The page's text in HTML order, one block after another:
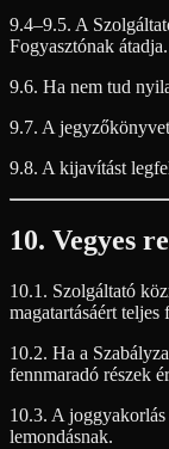
9.4–9.5. A
Fogyasztónak átadja.
9.6. Ha nem tud
9.7. A
9.8. A kijavítást
10. Vegyes
10.1. Szolgáltató
magatartásáért
10.2. Ha a
fennmaradó részek
10.3. A
lemondásnak.